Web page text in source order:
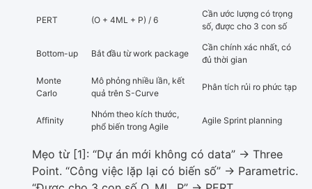
PERT (O + 4ML + P) / 6
Cần ước lượng có trọng
số, được cho 3 con số
Bottom-up Bắt đầu từ work package
Cần chính xác nhất, có
đủ thời gian
Monte
Carlo
Mô phỏng nhiều lần, kết
quả trên S-Curve
Phân tích rủi ro phức tạp
Affinity
Nhóm theo kích thước,
phổ biến trong Agile
Agile Sprint planning
Mẹo từ [1]: “Dự án mới không có data” -> Three
Point. “Công việc lặp lại có biến số” -> Parametric.